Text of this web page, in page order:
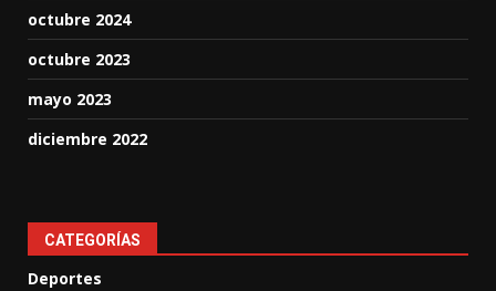
octubre 2024
octubre 2023
mayo 2023
diciembre 2022
CATEGORÍAS
Deportes